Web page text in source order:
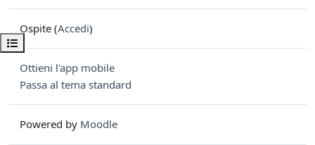
Apri indice del corso
Ospite (Accedi)
Ottieni l'app mobile
Passa al tema standard
Powered by Moodle